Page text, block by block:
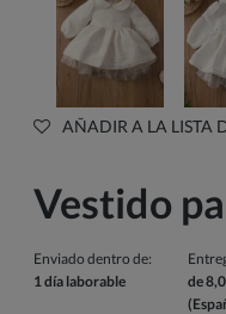
AÑADIR A LA LISTA
Vestido
Enviado dentro de:
1 día laborable
de